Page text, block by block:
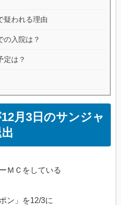
疑われる理由
の入院は？
定は？
月3日のサンジャ
ＭＣをしている
ン」を12/3に